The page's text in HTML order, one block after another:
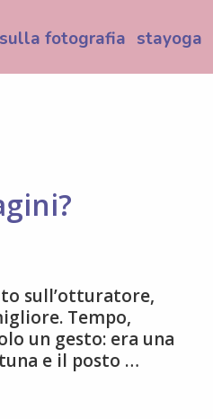
sulla fotografia stayoga
sull’otturatore,
Tempo,
un gesto: era una
e il posto …